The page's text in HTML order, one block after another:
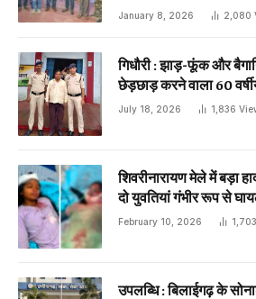
January 8, 2026 2,080
गिधौरी : झाड़-फूंक और
छेड़छाड़ करने वाला 60
July 18, 2026 1,836
शिवरीनारायण मेले में बड़ा
दो युवतियां गंभीर रूप से
February 10, 2026 1,703
उपलब्धि : बिलाईगढ़ के